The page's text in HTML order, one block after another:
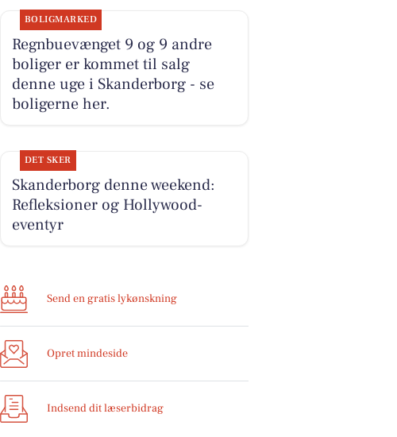
BOLIGMARKED
Regnbuevænget 9 og 9 andre
boliger er kommet til salg
denne uge i Skanderborg - se
boligerne her.
DET SKER
Skanderborg denne weekend:
Refleksioner og Hollywood-
eventyr
Send en gratis lykønskning
Opret mindeside
Indsend dit læserbidrag